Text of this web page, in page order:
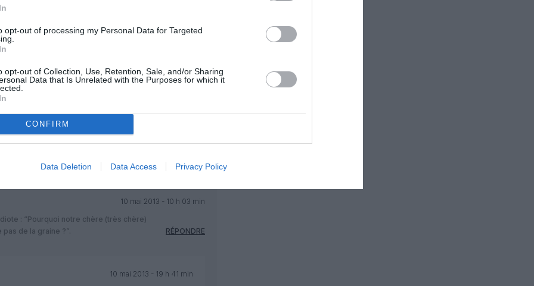
opt-out of processing my Personal Data for Targeted
opt-out of Collection, Use, Retention, Sale, and/or Sharing
Data that Is Unrelated with the Purposes for which it
CONFIRM
Data Deletion Data Access Privacy Policy
10 mai 2013 - 6 h 31 min
10 mai 2013 - 10 h 03 min
: “Pourquoi notre chère (très chère)
de la graine ?”.
RÉPONDRE
10 mai 2013 - 19 h 41 min